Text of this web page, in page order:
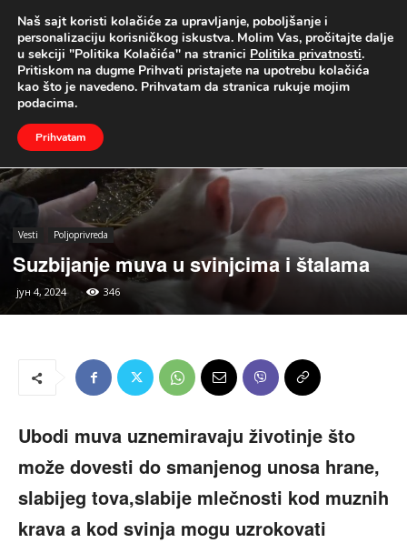
UŽIVO
Naslovna Vesti Poljoprivreda
Vesti Poljoprivreda
Suzbijanje muva u svinjcima i štalama
јун 4, 2024 346
Ubodi muva uznemiravaju životinje što
može dovesti do smanjenog unosa hrane,
slabijeg tova,slabije mlečnosti kod muznih
krava a kod svinja mogu uzrokovati
Naš sajt koristi kolačiće za upravljanje, poboljšanje i
personalizaciju korisničkog iskustva. Molim Vas, pročitajte dalje
u sekciji "Politika Kolačića" na stranici Politika privatnosti.
Pritiskom na dugme Prihvati pristajete na upotrebu kolačića
kao što je navedeno. Prihvatam da stranica rukuje mojim
podacima.
Prihvatam